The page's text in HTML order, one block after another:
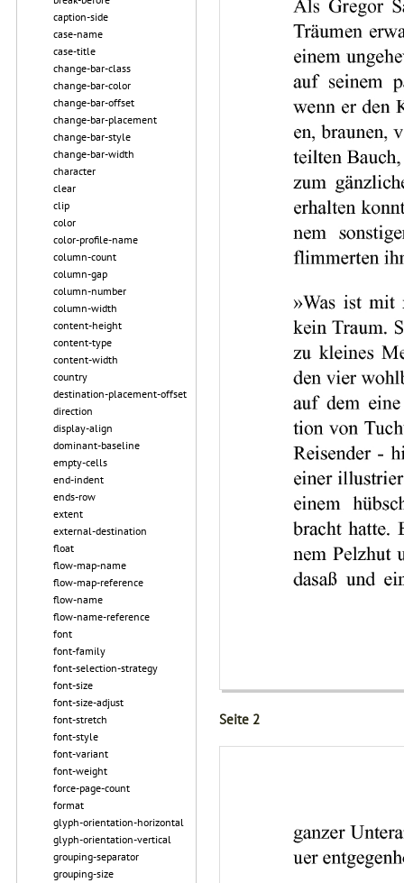
caption-side
case-name
case-title
change-bar-class
change-bar-color
change-bar-offset
change-bar-placement
change-bar-style
change-bar-width
character
clear
clip
color
color-profile-name
column-count
column-gap
column-number
column-width
content-height
content-type
content-width
country
destination-placement-offset
direction
display-align
dominant-baseline
empty-cells
end-indent
ends-row
extent
external-destination
float
flow-map-name
flow-map-reference
flow-name
flow-name-reference
font
font-family
font-selection-strategy
font-size
font-size-adjust
font-stretch
font-style
font-variant
font-weight
force-page-count
format
glyph-orientation-horizontal
glyph-orientation-vertical
grouping-separator
grouping-size
Seite 2